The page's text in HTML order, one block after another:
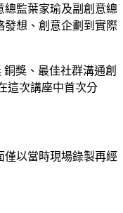
總監葉家瑜及副創意總
發想、創意企劃到實際
獎、最佳社群溝通創
這次講座中首次分
僅以當時現場錄製再經